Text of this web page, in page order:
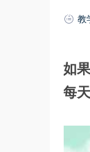
教
如
每